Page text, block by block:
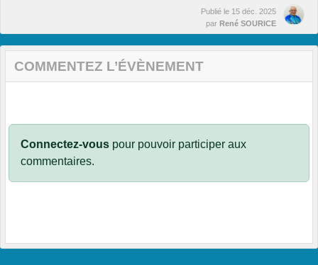
Publié le 15 déc. 2025
par René SOURICE
COMMENTEZ L’ÉVÈNEMENT
Connectez-vous pour pouvoir participer aux
commentaires.